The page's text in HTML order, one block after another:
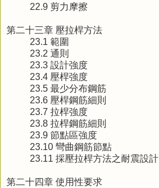
22.9 剪力摩擦
第二十三章 壓拉桿方法
23.1 範圍
23.2 通則
23.3 設計強度
23.4 壓桿強度
23.5 最少分布鋼筋
23.6 壓桿鋼筋細則
23.7 拉桿強度
23.8 拉桿鋼筋細則
23.9 節點區強度
23.10 彎曲鋼筋節點
23.11 採壓拉桿方法之耐震設計
第二十四章 使用性要求